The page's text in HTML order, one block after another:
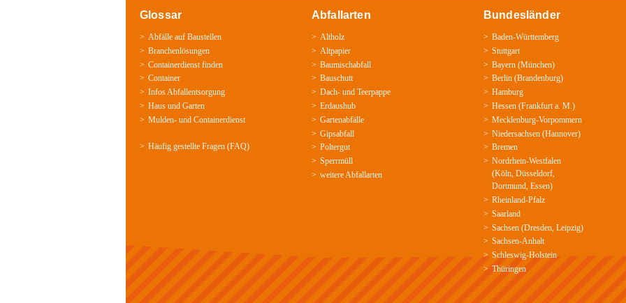
Glossar
Abfälle auf Baustellen
Branchenlösungen
Containerdienst finden
Container
Infos Abfallentsorgung
Haus und Garten
Mulden-­ und Containerdienst
Häufig gestellte Fragen (FAQ)
Abfallarten
Altholz
Altpapier
Baumischabfall
Bauschutt
Dach- und Teerpappe
Erdaushub
Gartenabfälle
Gipsabfall
Poltergut
Sperrmüll
weitere Abfallarten
Bundesländer
Baden-­Württemberg
Stuttgart
Bayern (München)
Berlin (Brandenburg)
Hamburg
Hessen (Frankfurt a. M.)
Mecklenburg­-Vorpommern
Niedersachsen (Hannover)
Bremen
Nordrhein-­Westfalen
(Köln, Düsseldorf,
Dortmund, Essen)
Rheinland-­Pfalz
Saarland
Sachsen (Dresden Leipzig)
Sachsen­-Anhalt
Schleswig-­Holstein
Thüringen